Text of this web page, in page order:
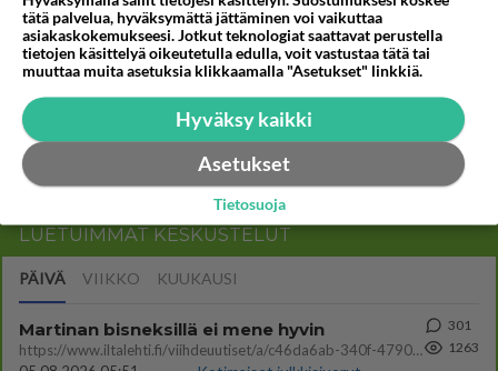
Kommentoi aloitusta...
Ketjusta on poistettu0sääntöjenvastaista viestiä.
LUETUIMMAT KESKUSTELUT
PÄIVÄ VIIKKO KUUKAUSI
Martinan bisneksillä ei mene hyvin
https://www.iltalehti.fi/viihdeuutiset/a/c46da6ab-340f-4790-aaa7-0865eed2336 Yrityksen konkurssihakemus on tullut kärä
301
1263
tätä palvelua, hyväksymättä jättäminen voi vaikuttaa
asiakaskokemukseesi. Jotkut teknologiat saattavat perustella
tietojen käsittelyä oikeutetulla edulla, voit vastustaa tätä tai
muuttaa muita asetuksia klikkaamalla "Asetukset" linkkiä.
Hyväksy kaikki
Asetukset
Tietosuoja